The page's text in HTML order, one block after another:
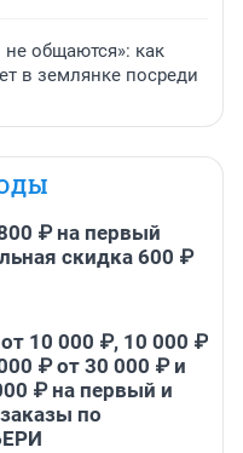
общаются»: как
в землянке посреди
₽ на первый
скидка 600 ₽
10 000 ₽, 10 000 ₽
₽ от 30 000 ₽ и
₽ на первый и
по